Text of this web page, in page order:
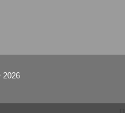
2026